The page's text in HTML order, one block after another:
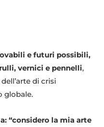
e futuri possibili,
vernici e pennelli,
di crisi
globale.
“considero la mia arte